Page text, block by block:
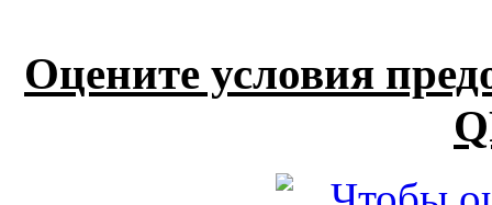
Оцените условия